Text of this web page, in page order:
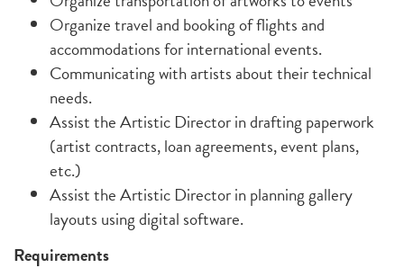
Organize travel and booking of flights and
accommodations for international events.
Communicating with artists about their technical
needs.
Assist the Artistic Director in drafting paperwork
(artist contracts, loan agreements, event plans,
etc.)
Assist the Artistic Director in planning gallery
layouts using digital software.
Requirements